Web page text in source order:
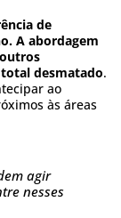
de
A abordagem
desmatado.
ao
às áreas
agir
nesses